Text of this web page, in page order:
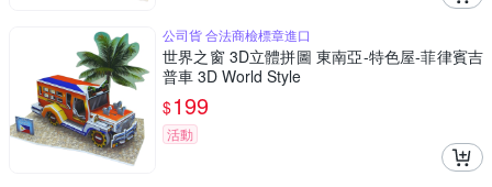
公司貨 合法商檢標章進口
世界之窗 3D立體拼圖 東南亞-特色屋-菲律賓吉
普車 3D World Style
$199
活動